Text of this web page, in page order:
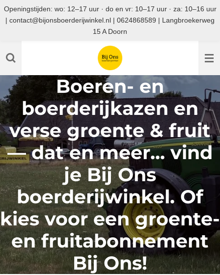
Ga
direct
hoofdinhoud
Openingstijden: wo: 12–17 uur · do en vr: 10–17 uur · za: 10–16 uur
| contact@bijonsboerderijwinkel.nl | 0624868589 | Langbroekerweg
15 A Doorn
Boeren- en
boerderijkazen en
verse groente & fruit
— dat en meer... vind
je Bij Ons
boerderijwinkel. Of
kies voor een groente-
en fruitabonnement
Bij Ons!